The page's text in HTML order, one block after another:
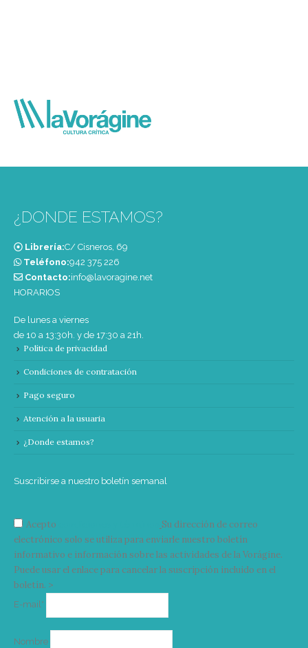
¿DONDE ESTAMOS?
Librería:C/ Cisneros, 69
Teléfono:‭942 375 226‬
Contacto:info@lavoragine.net
HORARIOS
De lunes a viernes
de 10 a 13:30h. y de 17:30 a 21h.
Política de privacidad
Condiciones de contratación
Pago seguro
Atención a la usuaria
¿Donde estamos?
Suscribirse a nuestro boletín semanal
Acepto
Su dirección de correo
electrónico solo se utiliza para enviarle nuestro boletín
informativo e información sobre las actividades de la Vorágine.
Puede usar el enlace para cancelar la suscripción incluido en el
boletín. >
E-mail*
Nombre